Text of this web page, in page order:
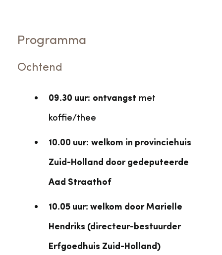
Programma
Ochtend
09.30 uur: ontvangst met
koffie/thee
10.00 uur: welkom in provinciehuis
Zuid-Holland door gedeputeerde
Aad Straathof
10.05 uur: welkom door Marielle
Hendriks (directeur-bestuurder
Erfgoedhuis Zuid-Holland)